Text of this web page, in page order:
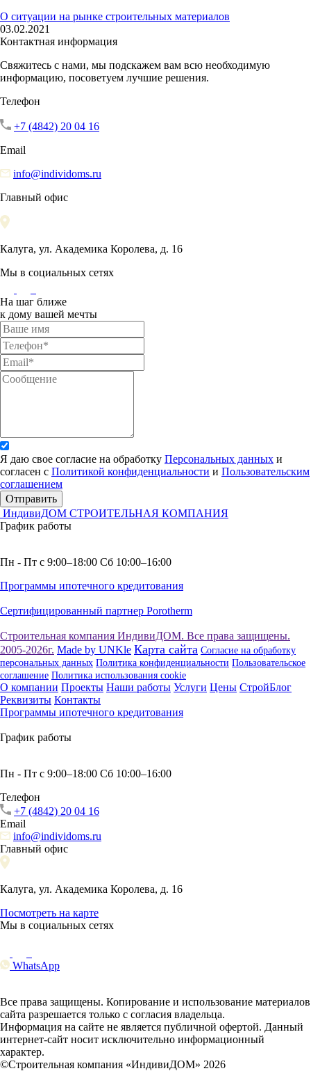
О ситуации на рынке строительных материалов
03.02.2021
Контактная информация
Свяжитесь с нами, мы подскажем вам всю необходимую
информацию, посоветуем лучшие решения.
Телефон
+7 (4842) 20 04 16
Email
info@individoms.ru
Главный офис
Калуга, ул. Академика Королева, д. 16
Мы в социальных сетях
На шаг ближе
к дому вашей мечты
Я даю свое согласие на обработку Персональных данных и
согласен с Политикой конфиденциальности и Пользовательским
соглашением
Отправить
ИндивиДОМ СТРОИТЕЛЬНАЯ КОМПАНИЯ
График работы
Пн - Пт с 9:00–18:00 Сб 10:00–16:00
Программы ипотечного кредитования
Сертифицированный партнер Porotherm
Строительная компания ИндивиДОМ. Все права защищены.
2005-2026г. Made by UNKle Карта сайта Согласие на обработку
персональных данных Политика конфиденциальности Пользовательское
соглашение Политика использования сookie
О компании Проекты Наши работы Услуги Цены СтройБлог
Реквизиты Контакты
Программы ипотечного кредитования
График работы
Пн - Пт с 9:00–18:00 Сб 10:00–16:00
Телефон
+7 (4842) 20 04 16
Email
info@individoms.ru
Главный офис
Калуга, ул. Академика Королева, д. 16
Посмотреть на карте
Мы в социальных сетях
WhatsApp
Все права защищены. Копирование и использование материалов
сайта разрешается только с согласия владельца.
Информация на сайте не является публичной офертой. Данный
интернет-сайт носит исключительно информационный
характер.
©Строительная компания «ИндивиДОМ» 2026